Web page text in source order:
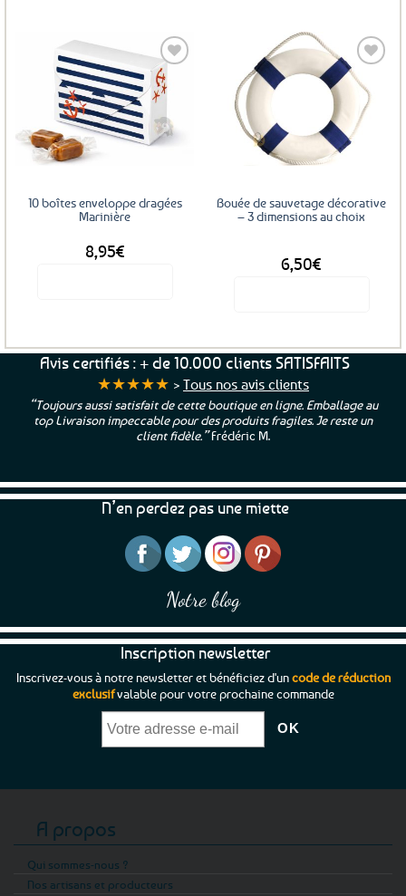
Ajouter
aux
favoris
10 boîtes enveloppe dragées
Marinière
8,95€
Ajouter
aux
favoris
Bouée de sauvetage décorative
– 3 dimensions au choix
6,50€
a
plusieurs
variations.
Les
options
choisies
sur
page
du
produit
Avis certifiés : + de 10.000 clients SATISFAITS
★★★★★ > Tous nos avis clients
“Toujours aussi satisfait de cette boutique en ligne. Emballage au
top Livraison impeccable pour des produits fragiles. Je reste un
client fidèle.”Frédéric M.
N’en perdez pas une miette
Notre blog
Inscription newsletter
Inscrivez-vous à notre newsletter et bénéficiez d'uncode de réduction
exclusifvalable pour votre prochaine commande
A propos
Qui sommes-nous ?
Nos artisans et producteurs